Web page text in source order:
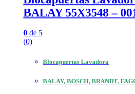
BALAY 55X3548 –
0 de 5
(0)
Blocapuertas Lavadora
BALAY, BOSCH, BRANDT,